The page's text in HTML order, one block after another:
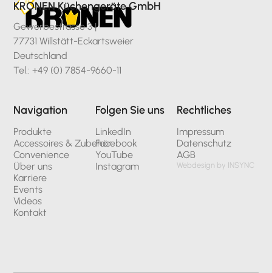
KRONEN Küchengeräte GmbH
Gewerbestrasse 3 |
77731 Willstätt-Eckartsweier
Deutschland
Tel.: +49 (0) 7854-9660-11
Navigation
Produkte
Accessoires & Zubehör
Convenience
Über uns
Karriere
Events
Videos
Kontakt
Folgen Sie uns
LinkedIn
Facebook
YouTube
Instagram
Rechtliches
Impressum
Datenschutz
AGB
Webdesign by INSYNC